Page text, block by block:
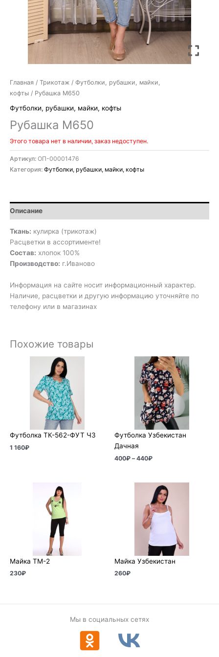
Главная / Трикотаж / Футболки, рубашки, майки,
кофты / Рубашка М650
Футболки, рубашки, майки, кофты
Рубашка М650
Этого товара нет в наличии, заказ недоступен.
Артикул: ОП-00001476
Категория: Футболки, рубашки, майки, кофты
Описание
Ткань: кулирка (трикотаж)
Расцветки в ассортименте!
Состав: хлопок 100%
Производство: г.Иваново
Информация на сайте носит информационный характер.
Наличие, расцветки и другую информацию уточняйте по
телефону или в магазинах
Похожие товары
Футболка ТК-562-ФУТ ЧЗ
1 160₽
Футболка Узбекистан
Дачная
400₽ – 440₽
Диапазон
цен:
400₽
–
440₽
Майка ТМ-2
230₽
Майка Узбекистан
260₽
Мы в социальных сетях